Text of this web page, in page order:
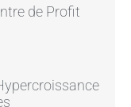
de Profit